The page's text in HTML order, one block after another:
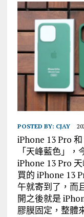
POSTED BY: CJAY
iPhone 13 Pro
「天峰藍色」
iPhone 13 Pro
買的 iPhone 13
午就寄到了，而
開之後就是
膠膜固定，整體